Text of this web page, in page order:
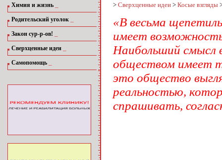
Химия и жизнь
Родительский уголок
Закон сур-р-ов!
Сверхценные идеи
Самопомощь
> Сверхценные идеи > Косые взгляды
«В весьма
имеет
Наибольший смысл
обществом имеет
это общество
реальнос­тью,
спрашивать,